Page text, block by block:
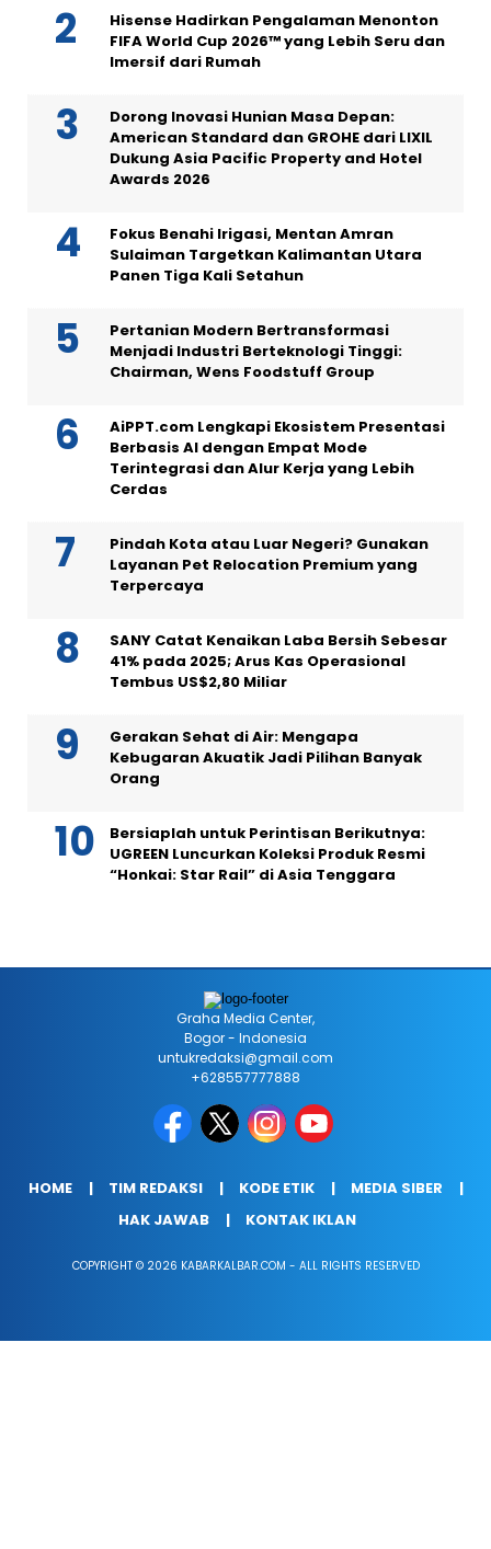
Hisense Hadirkan Pengalaman Menonton
FIFA World Cup 2026™ yang Lebih Seru dan
Imersif dari Rumah
Dorong Inovasi Hunian Masa Depan:
American Standard dan GROHE dari LIXIL
Dukung Asia Pacific Property and Hotel
Awards 2026
Fokus Benahi Irigasi, Mentan Amran
Sulaiman Targetkan Kalimantan Utara
Panen Tiga Kali Setahun
Pertanian Modern Bertransformasi
Menjadi Industri Berteknologi Tinggi:
Chairman, Wens Foodstuff Group
AiPPT.com Lengkapi Ekosistem Presentasi
Berbasis AI dengan Empat Mode
Terintegrasi dan Alur Kerja yang Lebih
Cerdas
Pindah Kota atau Luar Negeri? Gunakan
Layanan Pet Relocation Premium yang
Terpercaya
SANY Catat Kenaikan Laba Bersih Sebesar
41% pada 2025; Arus Kas Operasional
Tembus US$2,80 Miliar
Gerakan Sehat di Air: Mengapa
Kebugaran Akuatik Jadi Pilihan Banyak
Orang
Bersiaplah untuk Perintisan Berikutnya:
UGREEN Luncurkan Koleksi Produk Resmi
“Honkai: Star Rail” di Asia Tenggara
Graha Media Center,
Bogor - Indonesia
untukredaksi@gmail.com
+628557777888
HOME TIM REDAKSI KODE ETIK
MEDIA SIBER
HAK JAWAB
KONTAK IKLAN
COPYRIGHT © 2026 KABARKALBAR.COM - ALL RIGHTS RESERVED